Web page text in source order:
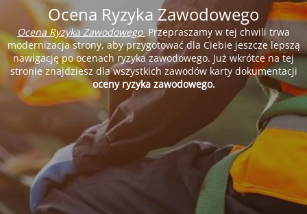
Ocena Ryzyka Zawodowego
Ocena Ryzyka ZawodowegoPrzepraszamy w tej chwili trwa
modernizacja strony, aby przygotować dla Ciebie jeszcze lepszą
nawigację po ocenach ryzyka zawodowego. Już wkrótce na tej
stronie znajdziesz dla wszystkich zawodów karty dokumentacji
oceny ryzyka zawodowego.